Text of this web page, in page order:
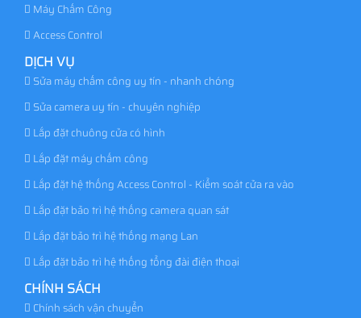
Máy Chấm Công
Access Control
DỊCH VỤ
Sửa máy chấm công uy tín - nhanh chóng
Sửa camera uy tín - chuyên nghiệp
Lắp đặt chuông cửa có hình
Lắp đặt máy chấm công
Lắp đặt hệ thống Access Control - Kiểm soát cửa ra vào
Lắp đặt bảo trì hệ thống camera quan sát
Lắp đặt bảo trì hệ thống mạng Lan
Lắp đặt bảo trì hệ thống tổng đài điện thoại
CHÍNH SÁCH
Chính sách vận chuyển